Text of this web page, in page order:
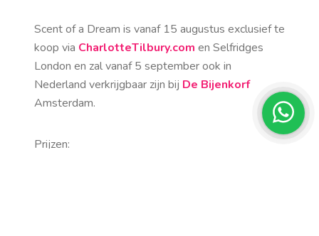
Scent of a Dream is vanaf 15 augustus exclusief te
koop via CharlotteTilbury.com en Selfridges
London en zal vanaf 5 september ook in
Nederland verkrijgbaar zijn bij De Bijenkorf
Amsterdam.
Prijzen: